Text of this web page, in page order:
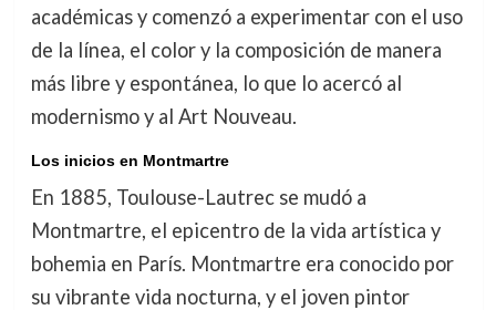
académicas y comenzó a experimentar con el uso
de la línea, el color y la composición de manera
más libre y espontánea, lo que lo acercó al
modernismo y al Art Nouveau.
Los inicios en Montmartre
En 1885, Toulouse-Lautrec se mudó a
Montmartre, el epicentro de la vida artística y
bohemia en París. Montmartre era conocido por
su vibrante vida nocturna, y el joven pintor